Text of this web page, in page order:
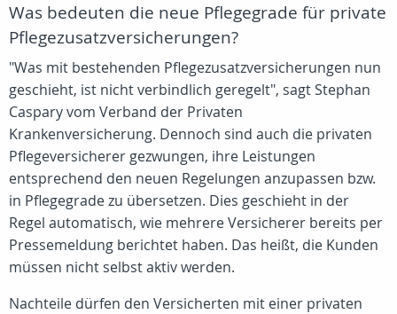
Was bedeuten die neue Pflegegrade für private
Pflegezusatzversicherungen?
"Was mit bestehenden Pflegezusatzversicherungen nun
geschieht, ist nicht verbindlich geregelt", sagt Stephan
Caspary vom Verband der Privaten
Krankenversicherung. Dennoch sind auch die privaten
Pflegeversicherer gezwungen, ihre Leistungen
entsprechend den neuen Regelungen anzupassen bzw.
in Pflegegrade zu übersetzen. Dies geschieht in der
Regel automatisch, wie mehrere Versicherer bereits per
Pressemeldung berichtet haben. Das heißt, die Kunden
müssen nicht selbst aktiv werden.
Nachteile dürfen den Versicherten mit einer privaten